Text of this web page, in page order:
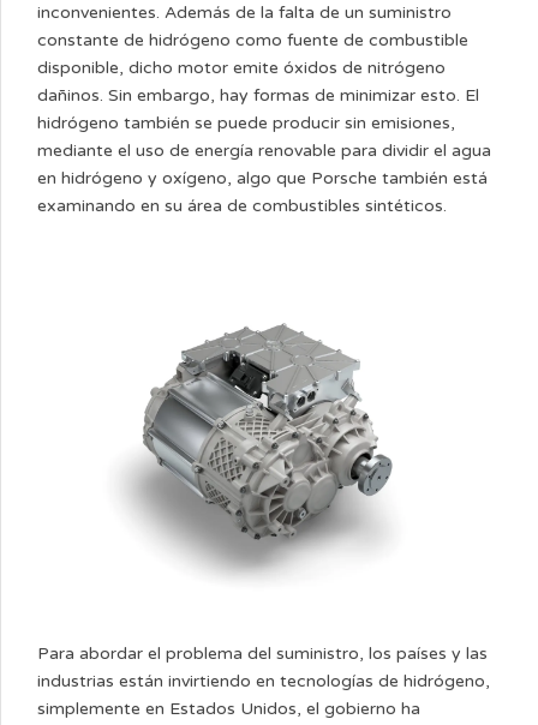
inconvenientes. Además de la falta de un suministro
constante de hidrógeno como fuente de combustible
disponible, dicho motor emite óxidos de nitrógeno
dañinos. Sin embargo, hay formas de minimizar esto. El
hidrógeno también se puede producir sin emisiones,
mediante el uso de energía renovable para dividir el agua
en hidrógeno y oxígeno, algo que Porsche también está
examinando en su área de combustibles sintéticos.
Para abordar el problema del suministro, los países y las
industrias están invirtiendo en tecnologías de hidrógeno,
simplemente en Estados Unidos, el gobierno ha